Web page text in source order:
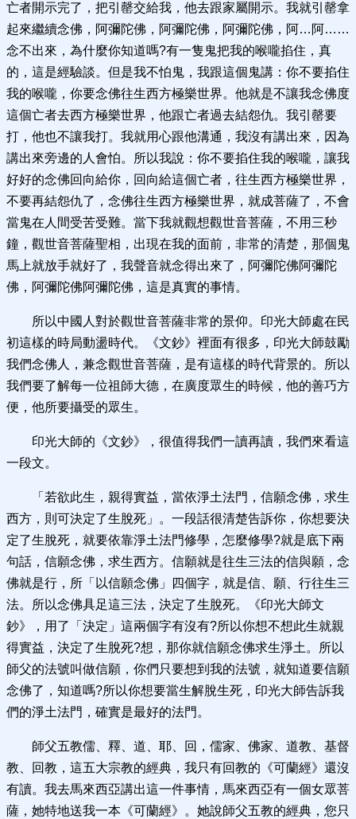
亡者開示完了，把引罄交給我，他去跟家屬開示。我就引罄拿
起來繼續念佛，阿彌陀佛，阿彌陀佛，阿彌陀佛，阿…阿……
念不出來，為什麼你知道嗎?有一隻鬼把我的喉嚨掐住，真
的，這是經驗談。但是我不怕鬼，我跟這個鬼講：你不要掐住
我的喉嚨，你要念佛往生西方極樂世界。他就是不讓我念佛度
這個亡者去西方極樂世界，他跟亡者過去結怨仇。我引罄要
打，他也不讓我打。我就用心跟他溝通，我沒有講出來，因為
講出來旁邊的人會怕。所以我說：你不要掐住我的喉嚨，讓我
好好的念佛回向給你，回向給這個亡者，往生西方極樂世界，
不要再結怨仇了，念佛往生西方極樂世界，就成菩薩了，不會
當鬼在人間受苦受難。當下我就觀想觀世音菩薩，不用三秒
鐘，觀世音菩薩聖相，出現在我的面前，非常的清楚，那個鬼
馬上就放手就好了，我聲音就念得出來了，阿彌陀佛阿彌陀
佛，阿彌陀佛阿彌陀佛，這是真實的事情。
所以中國人對於觀世音菩薩非常的景仰。印光大師處在民
初這樣的時局動盪時代。《文鈔》裡面有很多，印光大師鼓勵
我們念佛人，兼念觀世音菩薩，是有這樣的時代背景的。所以
我們要了解每一位祖師大德，在廣度眾生的時候，他的善巧方
便，他所要攝受的眾生。
印光大師的《文鈔》，很值得我們一讀再讀，我們來看這
一段文。
「若欲此生，親得實益，當依淨土法門，信願念佛，求生
西方，則可決定了生脫死」。一段話很清楚告訴你，你想要決
定了生脫死，就要依靠淨土法門修學，怎麼修學?就是底下兩
句話，信願念佛，求生西方。信願就是往生三法的信與願，念
佛就是行，所「以信願念佛」四個字，就是信、願、行往生三
法。所以念佛具足這三法，決定了生脫死。《印光大師文
鈔》，用了「決定」這兩個字有沒有?所以你想不想此生就親
得實益，決定了生脫死?想，那你就信願念佛求生淨土。所以
師父的法號叫做信願，你們只要想到我的法號，就知道要信願
念佛了，知道嗎?所以你想要當生解脫生死，印光大師告訴我
們的淨土法門，確實是最好的法門。
師父五教儒、釋、道、耶、回，儒家、佛家、道教、基督
教、回教，這五大宗教的經典，我只有回教的《可蘭經》還沒
有讀。我去馬來西亞講出這一件事情，馬來西亞有一個女眾菩
薩，她特地送我一本《可蘭經》。她說師父五教的經典，您只